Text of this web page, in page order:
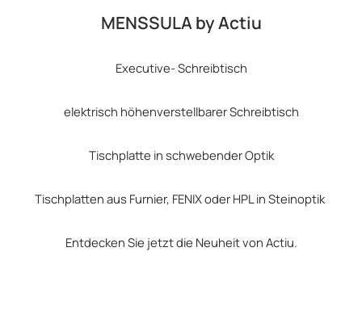
MENSSULA by Actiu
Executive- Schreibtisch
elektrisch höhenverstellbarer Schreibtisch
Tischplatte in schwebender Optik
Tischplatten aus Furnier, FENIX oder HPL in Steinoptik
Entdecken Sie jetzt die Neuheit von Actiu.